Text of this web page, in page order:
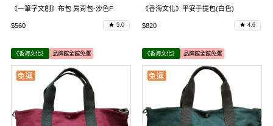
《一筆字文創》布包 肩背包-沙色F
$560 5.0
《香海文化》平安手提包(白色)
$820 4.6
《香海文化》 品牌館全館免運 《香海文化》 品牌館全館免運